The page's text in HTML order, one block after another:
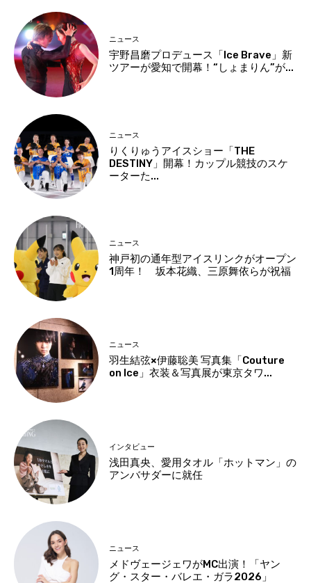
ニュース
宇野昌磨プロデュース「Ice Brave」新
ツアーが愛知で開幕！“しょまりん”が...
ニュース
りくりゅうアイスショー「THE
DESTINY」開幕！カップル競技のスケ
ーターた...
ニュース
神戸初の通年型アイスリンクがオープン
1周年！ 坂本花織、三原舞依らが祝福
ニュース
羽生結弦×伊藤聡美 写真集「Couture
on Ice」衣装＆写真展が東京タワ...
インタビュー
浅田真央、愛用タオル「ホットマン」の
アンバサダーに就任
ニュース
メドヴェージェワがMC出演！「ヤン
グ・スター・バレエ・ガラ2026」